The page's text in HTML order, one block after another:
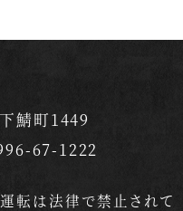
鯖町1449
67-1222
転は法律で禁止されて